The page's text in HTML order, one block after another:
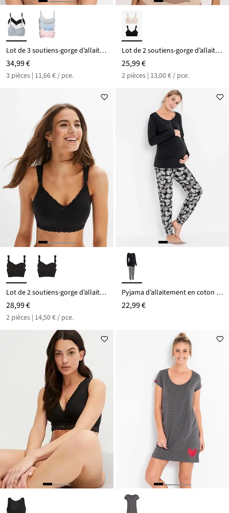
Lot de 3 soutiens-gorge d’allaitement coton sans armatures
34,99 €
3 pièces | 11,66 € / pce.
Lot de 2 soutiens-gorge d’allaitement sans armatures en coton
25,99 €
2 pièces | 13,00 € / pce.
Lot de 2 soutiens-gorge d’allaitement coton sans armatures
28,99 €
2 pièces | 14,50 € / pce.
Pyjama d’allaitement en coton extensible
22,99 €